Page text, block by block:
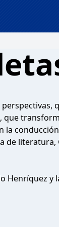
la
de literatura,
Henríquez y